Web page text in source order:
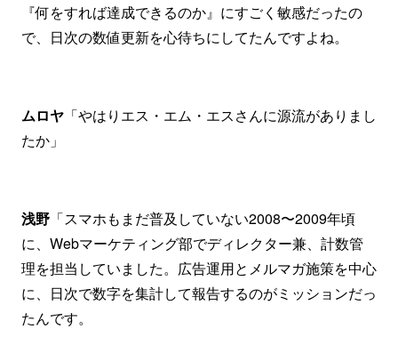
『何をすれば達成できるのか』にすごく敏感だったの
で、日次の数値更新を心待ちにしてたんですよね。
ムロヤ 「やはりエス・エム・エスさんに源流がありまし
たか」
浅野 「スマホもまだ普及していない2008〜2009年頃
に、Webマーケティング部でディレクター兼、計数管
理を担当していました。広告運用とメルマガ施策を中心
に、日次で数字を集計して報告するのがミッションだっ
たんです。